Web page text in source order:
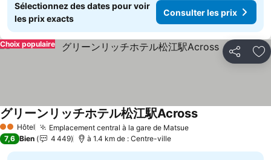
Sélectionnez des dates pour voir
les prix exacts
Consulter les prix
Partager
Choix populaire
2 Étoiles
Hôtel Emplacement central à la gare de MatsueConsulter les prix
グリーンリッチホテル松江駅AcrossConsulter les
7,6 Bien 4 449 à 1.4 km de : Centre-ville